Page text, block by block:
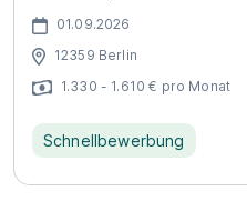
01.09.2026
12359 Berlin
1.330 - 1.610 € pro Monat
Schnellbewerbung